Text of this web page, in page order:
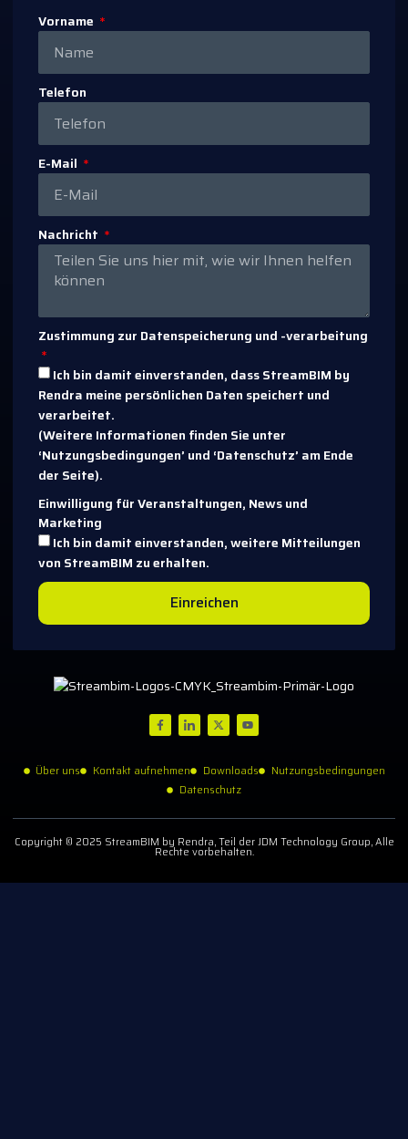
Vorname
Telefon
E-Mail
Nachricht
Zustimmung zur Datenspeicherung und -verarbeitung
Ich bin damit einverstanden, dass StreamBIM by
Rendra meine persönlichen Daten speichert und
verarbeitet.
(Weitere Informationen finden Sie unter
‘Nutzungsbedingungen’ und ‘Datenschutz’ am Ende
der Seite).
Einwilligung für Veranstaltungen, News und
Marketing
Ich bin damit einverstanden, weitere Mitteilungen
von StreamBIM zu erhalten.
Einreichen
Über uns Kontakt aufnehmen Downloads
Nutzungsbedingungen
Datenschutz
Copyright © 2025 StreamBIM by Rendra, Teil der JDM Technology Group, Alle
Rechte vorbehalten.